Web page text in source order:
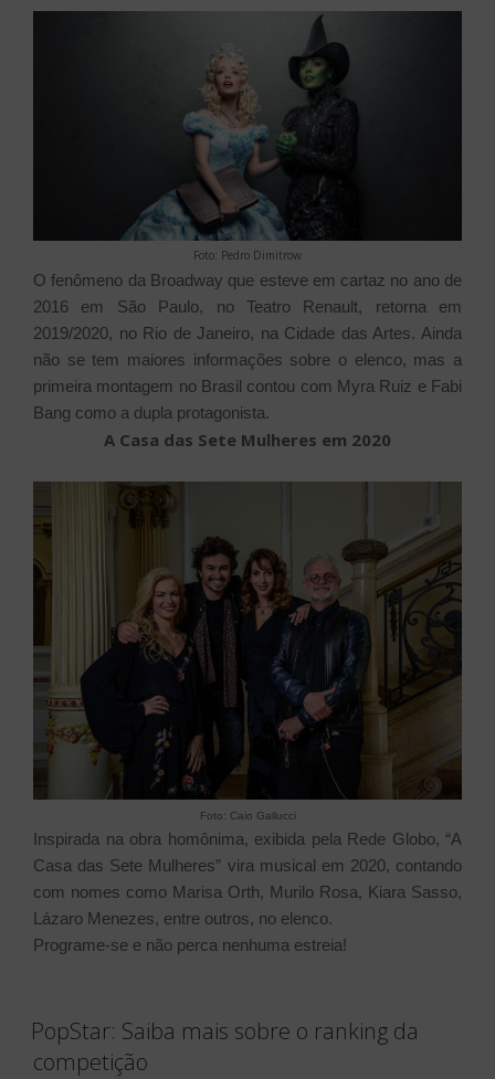
Foto: Pedro Dimitrow
O fenômeno da Broadway que esteve em cartaz no ano de
2016 em São Paulo, no Teatro Renault, retorna em
2019/2020, no Rio de Janeiro, na Cidade das Artes. Ainda
não se tem maiores informações sobre o elenco, mas a
primeira montagem no Brasil contou com Myra Ruiz e Fabi
Bang como a dupla protagonista.
A Casa das Sete Mulheres em 2020
Foto: Caio Gallucci
Inspirada na obra homônima, exibida pela Rede Globo, “A
Casa das Sete Mulheres” vira musical em 2020, contando
com nomes como Marisa Orth, Murilo Rosa, Kiara Sasso,
Lázaro Menezes, entre outros, no elenco.
Programe-se e não perca nenhuma estreia!
PopStar: Saiba mais sobre o ranking da
competição